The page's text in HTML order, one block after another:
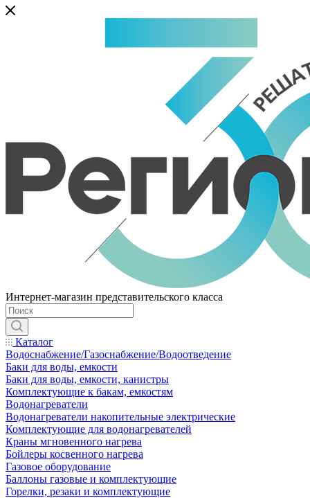
Интернет-магазин представительского класса
Каталог
Водоснабжение/Газоснабжение/Водоотведение
Баки для воды, емкости
Баки для воды, емкости, канистры
Комплектующие к бакам, емкостям
Водонагреватели
Водонагреватели накопительные электрические
Комплектующие для водонагревателей
Краны мгновенного нагрева
Бойлеры косвенного нагрева
Газовое оборудование
Баллоны газовые и комплектующие
Горелки, резаки и комплектующие